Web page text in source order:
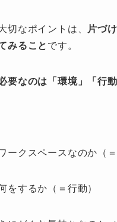
切なポイントは、 片づ
みることです。
要なのは「環境」「行
ークスペースなのか（＝
をするか（＝行動）